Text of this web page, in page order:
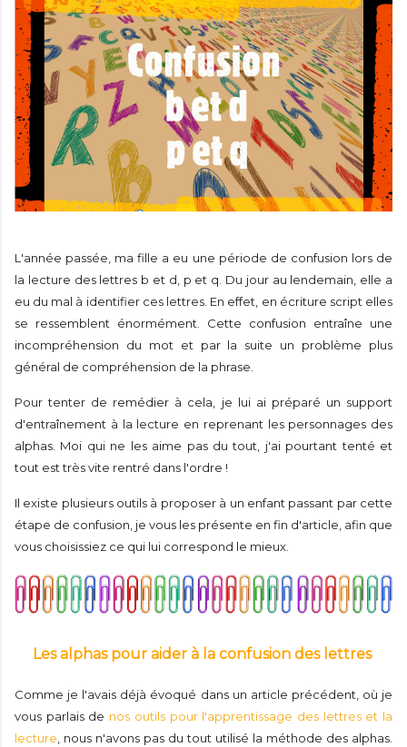
L'année passée, ma fille a eu une période de confusion lors de
la lecture des lettres b et d, p et q. Du jour au lendemain, elle a
eu du mal à identifier ces lettres. En effet, en écriture script elles
se ressemblent énormément. Cette confusion entraîne une
incompréhension du mot et par la suite un problème plus
général de compréhension de la phrase.
Pour tenter de remédier à cela, je lui ai préparé un support
d'entraînement à la lecture en reprenant les personnages des
alphas. Moi qui ne les aime pas du tout, j'ai pourtant tenté et
tout est très vite rentré dans l'ordre !
Il existe plusieurs outils à proposer à un enfant passant par cette
étape de confusion, je vous les présente en fin d'article, afin que
vous choisissiez ce qui lui correspond le mieux.
Les alphas pour aider à la confusion des lettres
Comme je l'avais déjà évoqué dans un article précédent, où je
vous parlais de nos outils pour l'apprentissage des lettres et la
lecture , nous n'avons pas du tout utilisé la méthode des alphas.